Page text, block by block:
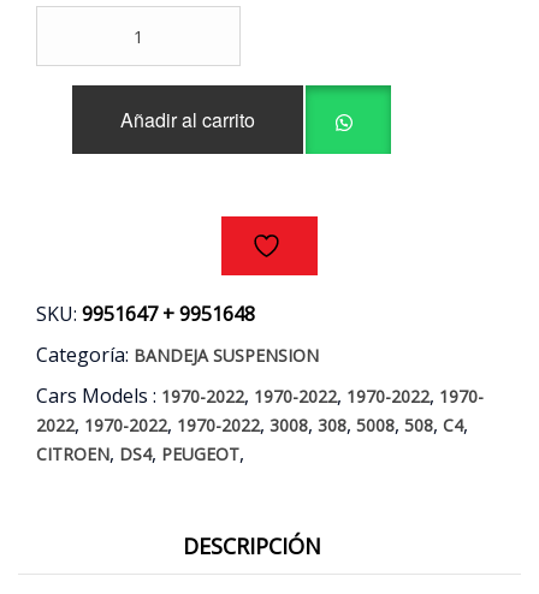
DELANTERAS
INFERIORES
Añadir al carrito
SKU: 9951647 + 9951648
Categoría: BANDEJA SUSPENSION
Cars Models : 1970-2022, 1970-2022, 1970-2022, 1970-
2022, 1970-2022, 1970-2022, 3008, 308, 5008, 508, C4,
CITROEN, DS4, PEUGEOT,
DESCRIPCIÓN